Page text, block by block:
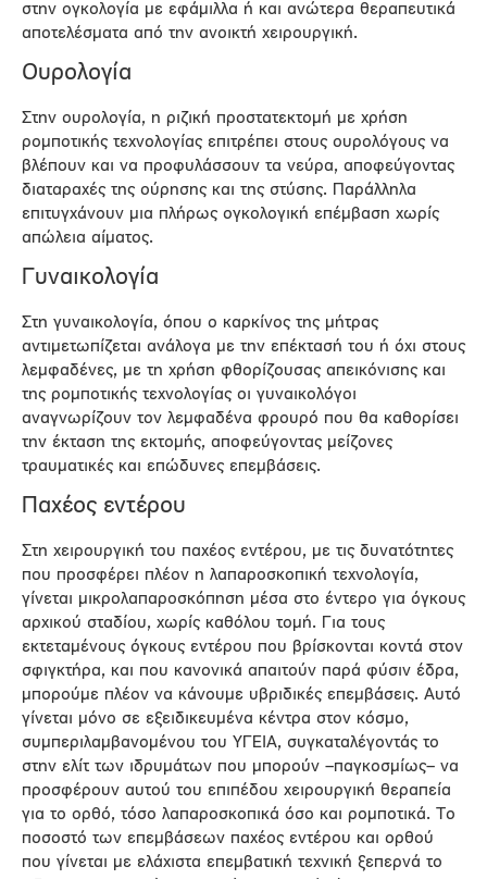
στην ογκολογία με εφάμιλλα ή και ανώτερα θεραπευτικά
αποτελέσματα από την ανοικτή χειρουργική.
Ουρολογία
Στην ουρολογία, η ριζική προστατεκτομή με χρήση
ρομποτικής τεχνολογίας επιτρέπει στους ουρολόγους να
βλέπουν και να προφυλάσσουν τα νεύρα, αποφεύγοντας
διαταραχές της ούρησης και της στύσης. Παράλληλα
επιτυγχάνουν μια πλήρως ογκολογική επέμβαση χωρίς
απώλεια αίματος.
Γυναικολογία
Στη γυναικολογία, όπου ο καρκίνος της μήτρας
αντιμετωπίζεται ανάλογα με την επέκτασή του ή όχι στους
λεμφαδένες, με τη χρήση φθορίζουσας απεικόνισης και
της ρομποτικής τεχνολογίας οι γυναικολόγοι
αναγνωρίζουν τον λεμφαδένα φρουρό που θα καθορίσει
την έκταση της εκτομής, αποφεύγοντας μείζονες
τραυματικές και επώδυνες επεμβάσεις.
Παχέος εντέρου
Στη χειρουργική του παχέος εντέρου, με τις δυνατότητες
που προσφέρει πλέον η λαπαροσκοπική τεχνολογία,
γίνεται μικρολαπαροσκόπηση μέσα στο έντερο για όγκους
αρχικού σταδίου, χωρίς καθόλου τομή. Για τους
εκτεταμένους όγκους εντέρου που βρίσκονται κοντά στον
σφιγκτήρα, και που κανονικά απαιτούν παρά φύσιν έδρα,
μπορούμε πλέον να κάνουμε υβριδικές επεμβάσεις. Αυτό
γίνεται μόνο σε εξειδικευμένα κέντρα στον κόσμο,
συμπεριλαμβανομένου του ΥΓΕΙΑ, συγκαταλέγοντάς το
στην ελίτ των ιδρυμάτων που μπορούν –παγκοσμίως– να
προσφέρουν αυτού του επιπέδου χειρουργική θεραπεία
για το ορθό, τόσο λαπαροσκοπικά όσο και ρομποτικά. Το
ποσοστό των επεμβάσεων παχέος εντέρου και ορθού
που γίνεται με ελάχιστα επεμβατική τεχνική ξεπερνά το